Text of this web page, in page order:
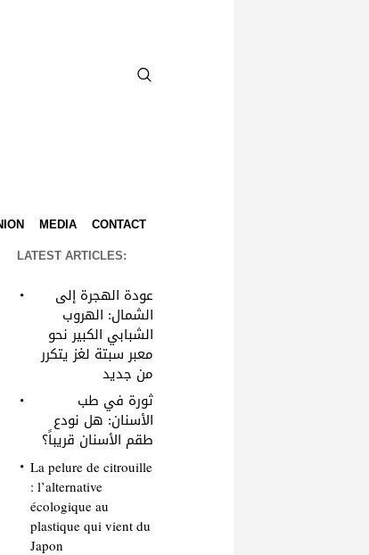
MEDIA CONTACT
LATEST ARTICLES:
عودة الهجرة إلى
الشمال: الهروب
الشبابي الكبير نحو
معبر سبتة لغز يتكرر
من جديد
ثورة في طب
الأسنان: هل نودع
طقم الأسنان قريباً؟
La pelure de citrouille
: l’alternative
écologique au
plastique qui vient du
Japon